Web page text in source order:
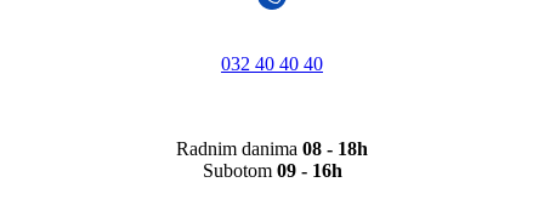
032 40 40 40
Radnim danima 08 - 18h
Subotom 09 - 16h